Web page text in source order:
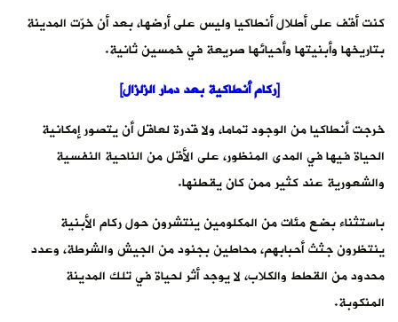
كنت أقف على أطلال أنطاكيا وليس على أرضها، بعد أن خرّت المدينة
بتاريخها وأبنيتها وأحيائها صريعة في خمسين ثانية.
[ركام أنطاكية بعد دمار الزلزال]
خرجت أنطاكيا من الوجود تماما، ولا قدرة لعاقل أن يتصور إمكانية
الحياة فيها في المدى المنظور، على الأقل من الناحية النفسية
والشعورية عند كثير ممن كان يقطنها.
باستثناء بضع مئات من المكلومين ينتشرون حول ركام الأبنية
ينتظرون جثث أحبابهم، محاطين بجنود من الجيش والشرطة، وعدد
محدود من القطط والكلاب، لا يوجد أثر لحياة في تلك المدينة
المنكوبة.